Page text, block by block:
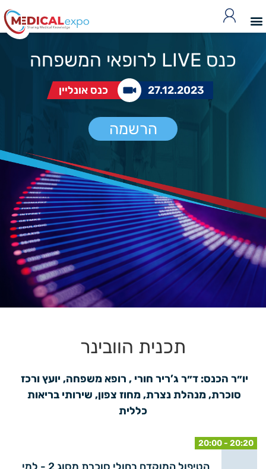
כנס LIVE לרופאי המשפחה
27.12.2023 כנס אונליין
הרשמה
תכנית הוובינר
כללית
20:00 - 20:20